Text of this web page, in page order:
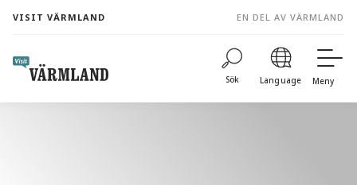
content
VISIT VÄRMLAND EN DEL AV VÄRMLAND
Sök Language Meny